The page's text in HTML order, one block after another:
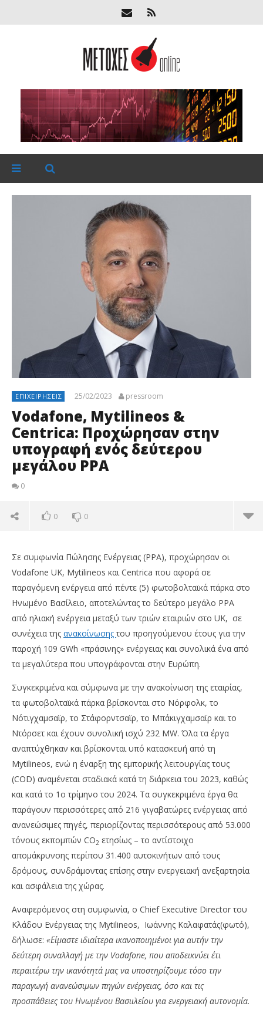
ΕΠΙΧΕΙΡΉΣΕΙΣ 25/02/2023 pressroom
Vodafone, Mytilineos &
Centrica: Προχώρησαν στην
υπογραφή ενός δεύτερου
μεγάλου PPA
0
0 0
NOW VIEWING
Vodafone, Mytilineos & Centrica: Προχώρησαν
στην υπογραφή ενός δεύτερου μεγάλου PPA
25/02/2023
pressroom
Σε συμφωνία Πώλησης Ενέργειας (PPA), προχώρησαν οι
Vodafone UK, Mytilineos και Centrica που αφορά σε
παραγόμενη ενέργεια από πέντε (5) φωτοβολταϊκά πάρκα στο
Ηνωμένο Βασίλειο, αποτελώντας το δεύτερο μεγάλο PPA
από ηλιακή ενέργεια μεταξύ των τριών εταιριών στο UK, σε
συνέχεια της ανακοίνωσης του προηγούμενου έτους για την
παροχή 109 GWh «πράσινης» ενέργειας και συνολικά ένα από
τα μεγαλύτερα που υπογράφονται στην Ευρώπη.
Συγκεκριμένα και σύμφωνα με την ανακοίνωση της εταιρίας,
τα φωτοβολταϊκά πάρκα βρίσκονται στο Νόρφολκ, το
Νότιγχαμσαϊρ, το Στάφορντσαϊρ, το Μπάκιγχαμσαϊρ και το
Ντόρσετ και έχουν συνολική ισχύ 232 MW. Όλα τα έργα
αναπτύχθηκαν και βρίσκονται υπό κατασκευή από τη
Mytilineos, ενώ η έναρξη της εμπορικής λειτουργίας τους
(COD) αναμένεται σταδιακά κατά τη διάρκεια του 2023, καθώς
και κατά το 1ο τρίμηνο του 2024. Τα συγκεκριμένα έργα θα
παράγουν περισσότερες από 216 γιγαβατώρες ενέργειας από
ανανεώσιμες πηγές, περιορίζοντας περισσότερους από 53.000
τόνους εκπομπών CO2 ετησίως – το αντίστοιχο
απομάκρυνσης περίπου 31.400 αυτοκινήτων από τους
δρόμους, συνδράμοντας επίσης στην ενεργειακή ανεξαρτησία
και ασφάλεια της χώρας.
Αναφερόμενος στη συμφωνία, ο Chief Executive Director του
Κλάδου Ενέργειας της Mytilineos, Ιωάννης Καλαφατάς(φωτό),
δήλωσε: «Είμαστε ιδιαίτερα ικανοποιημένοι για αυτήν την
δεύτερη συναλλαγή με την Vodafone, που αποδεικνύει έτι
περαιτέρω την ικανότητά μας να υποστηρίζουμε τόσο την
παραγωγή ανανεώσιμων πηγών ενέργειας, όσο και τις
προσπάθειες του Ηνωμένου Βασιιλείου για ενεργειακή αυτονομία.